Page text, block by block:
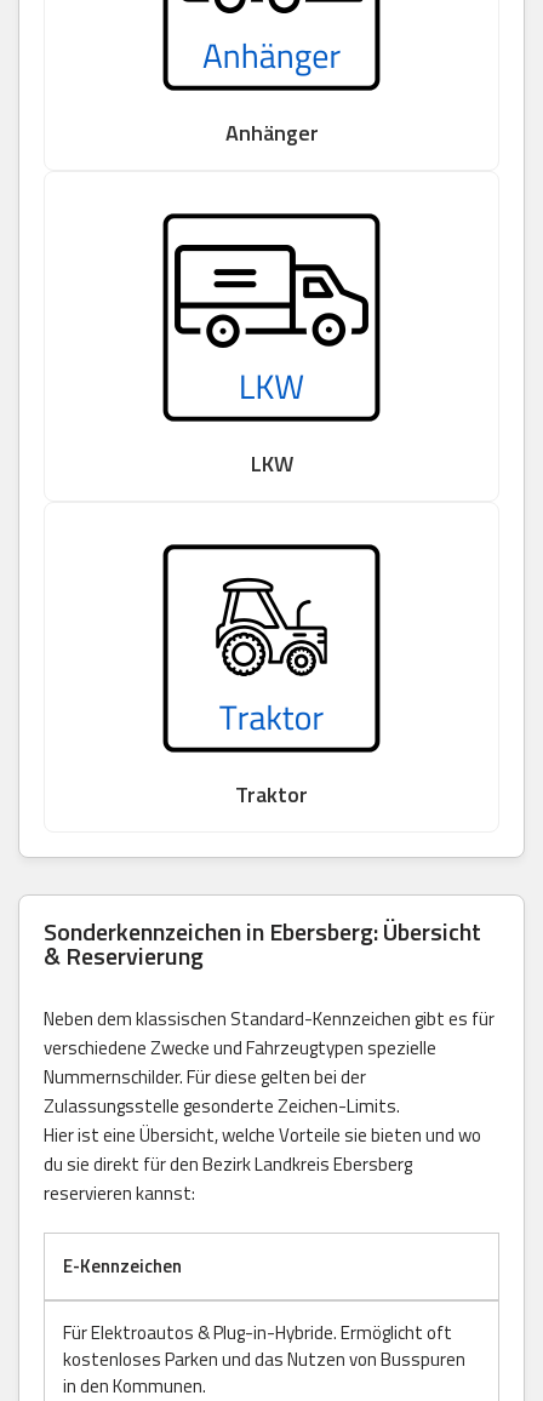
Anhänger
LKW
Traktor
Sonderkennzeichen in Ebersberg: Übersicht
& Reservierung
Neben dem klassischen Standard-Kennzeichen gibt es für
verschiedene Zwecke und Fahrzeugtypen spezielle
Nummernschilder. Für diese gelten bei der
Zulassungsstelle gesonderte Zeichen-Limits.
Hier ist eine Übersicht, welche Vorteile sie bieten und wo
du sie direkt für den Bezirk Landkreis Ebersberg
reservieren kannst:
E-Kennzeichen
Für Elektroautos & Plug-in-Hybride. Ermöglicht oft
kostenloses Parken und das Nutzen von Busspuren
in den Kommunen.